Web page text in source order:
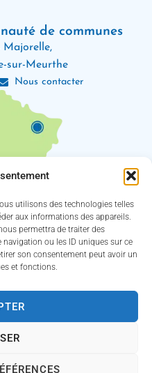
utilisons des technologies telles
aux informations des appareils.
permettra de traiter des
ou les ID uniques sur ce
son consentement peut avoir un
et fonctions.
de communes
Majorelle,
sur-Meurthe
Nous contacter
/ 13h30 – 18h
– 12h / 13h30 – 16h30
fermé le jeudi)